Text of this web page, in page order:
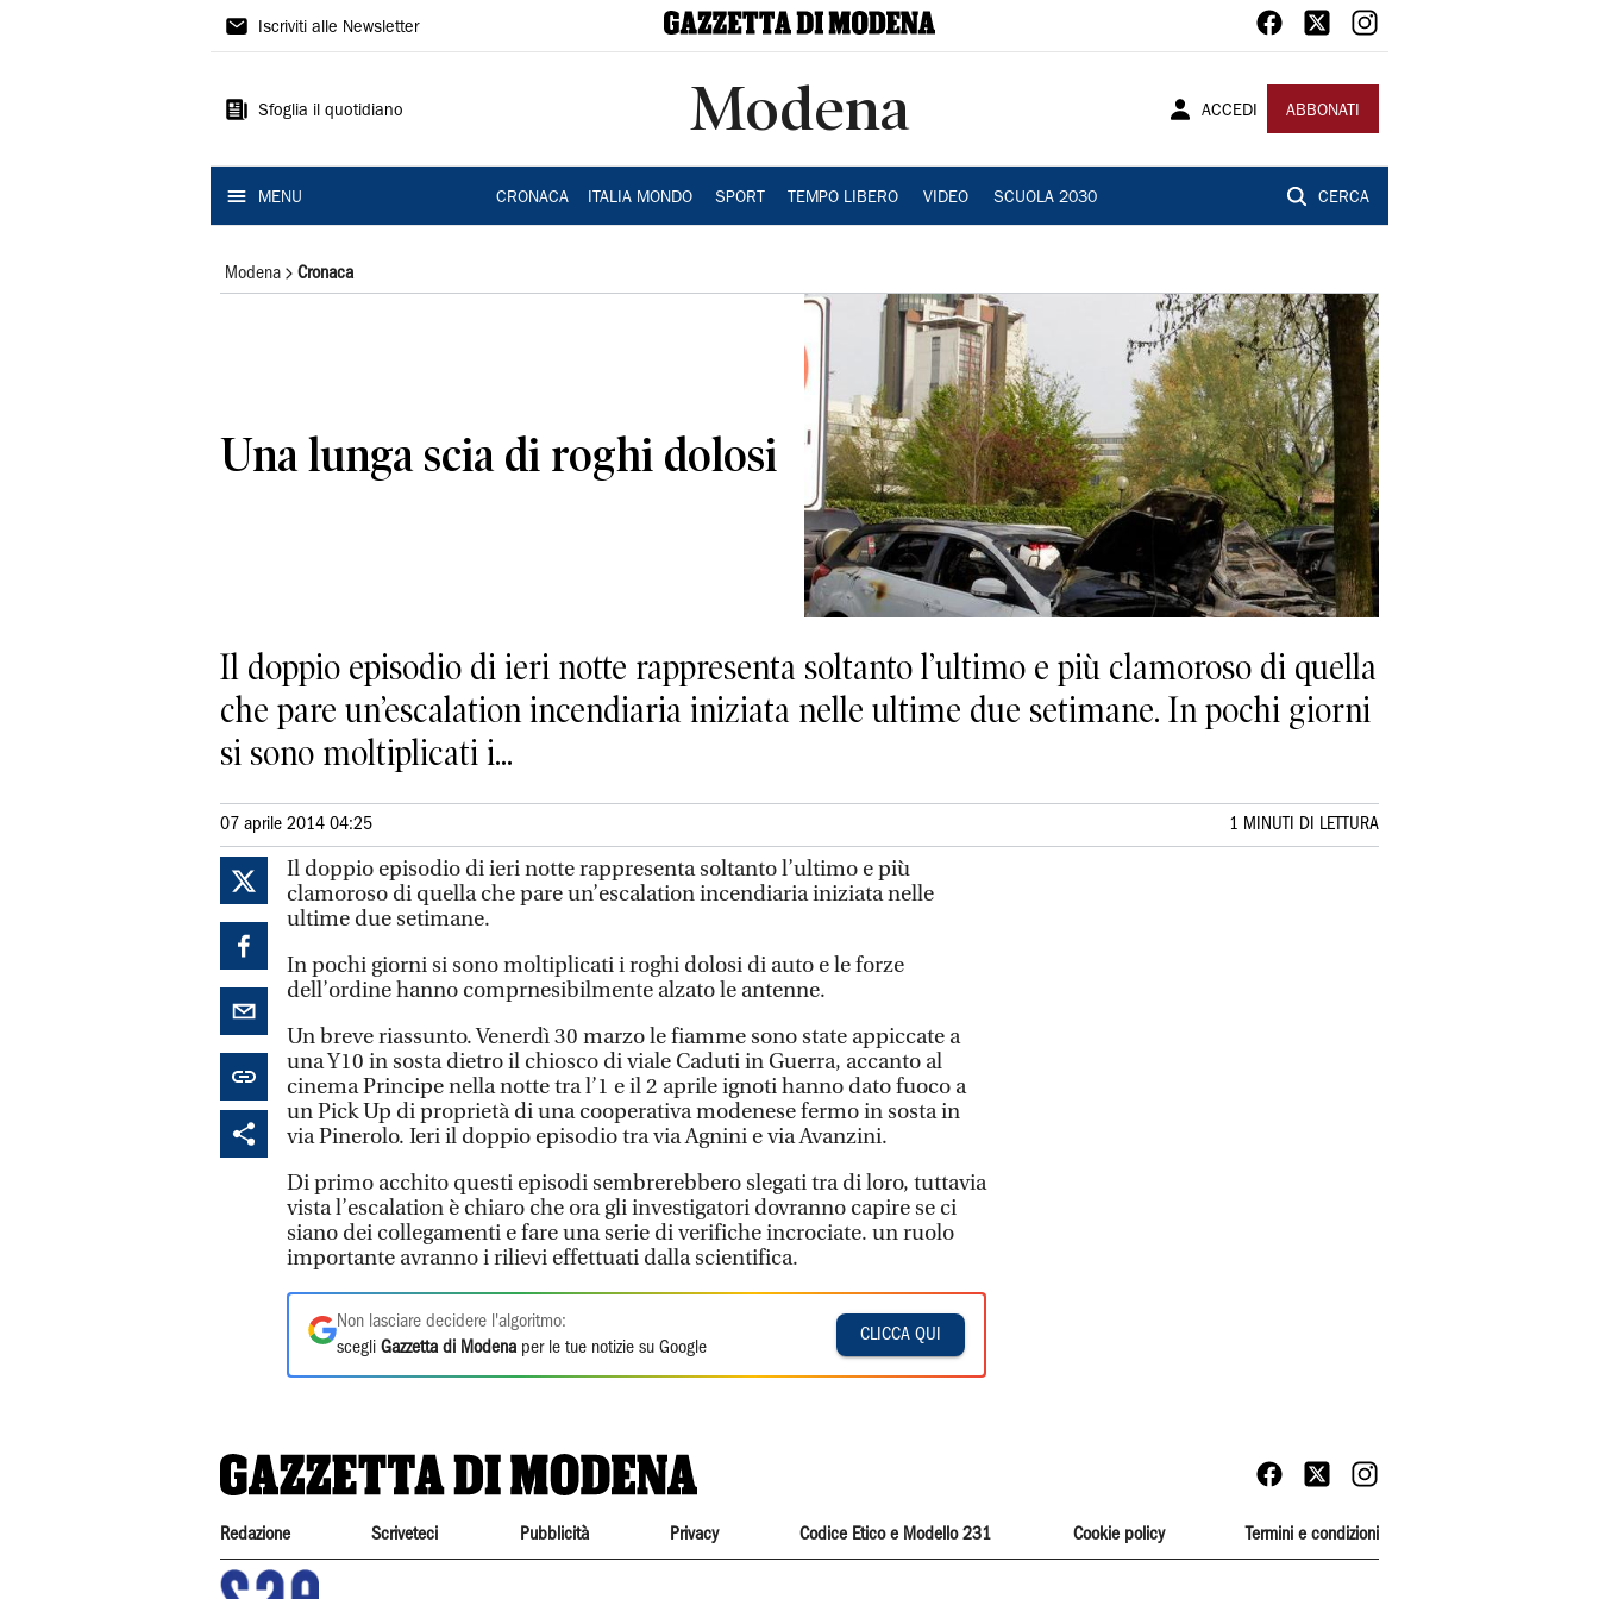
Gazzetta
Modena
Iscriviti alle Newsletter
Sfoglia il quotidiano Modena ACCEDI ABBONATI
MENU CRONACA ITALIA MONDO SPORT TEMPO LIBERO VIDEO SCUOLA 2030 CERCA
Modena Cronaca
Una lunga scia di roghi dolosi
Il doppio episodio di ieri notte rappresenta soltanto l’ultimo e più clamoroso di quella
che pare un’escalation incendiaria iniziata nelle ultime due setimane. In pochi giorni
si sono moltiplicati i...
07 aprile 2014 04:25 1 MINUTI DI LETTURA
Il doppio episodio di ieri notte rappresenta soltanto l’ultimo e più
clamoroso di quella che pare un’escalation incendiaria iniziata nelle
ultime due setimane.
In pochi giorni si sono moltiplicati i roghi dolosi di auto e le forze
dell’ordine hanno comprnesibilmente alzato le antenne.
Un breve riassunto. Venerdì 30 marzo le fiamme sono state appiccate a
una Y10 in sosta dietro il chiosco di viale Caduti in Guerra, accanto al
cinema Principe nella notte tra l’1 e il 2 aprile ignoti hanno dato fuoco a
un Pick Up di proprietà di una cooperativa modenese fermo in sosta in
via Pinerolo. Ieri il doppio episodio tra via Agnini e via Avanzini.
Di primo acchito questi episodi sembrerebbero slegati tra di loro, tuttavia
vista l’escalation è chiaro che ora gli investigatori dovranno capire se ci
siano dei collegamenti e fare una serie di verifiche incrociate. un ruolo
importante avranno i rilievi effettuati dalla scientifica.
Non lasciare decidere l'algoritmo:
scegli Gazzetta di Modena per le tue notizie su Google
CLICCA QUI
Redazione Scriveteci Pubblicità Privacy Codice Etico e Modello 231 Cookie policy Termini e condizioni